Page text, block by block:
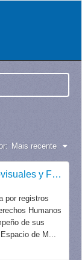
Mais recente
Archivo Nacional de la Memoria - Audiovisuales y Fotografías
por registros
Humanos
de sus
de M...